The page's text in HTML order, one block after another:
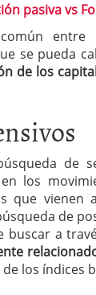
pasiva vs
se pueda
de los
de
los
que vienen
de
buscar a
los índices